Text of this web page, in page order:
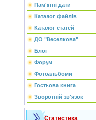
Пам'ятні дати
Каталог файлів
Каталог статей
ДО "Веселкова"
Блог
Форум
Фотоальбоми
Гостьова книга
Зворотній зв'язок
Статистика